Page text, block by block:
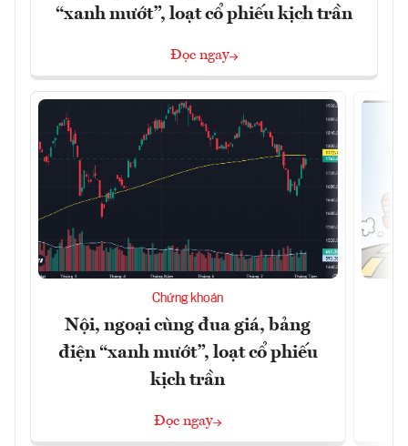
“xanh mướt”, loạt cổ phiếu kịch trần
Đọc ngay
Chứng khoán
Nội, ngoại cùng đua giá, bảng
điện “xanh mướt”, loạt cổ phiếu
kịch trần
Đọc ngay